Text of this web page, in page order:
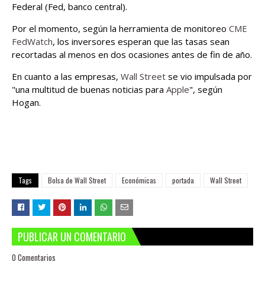
Federal (Fed, banco central).
Por el momento, según la herramienta de monitoreo CME
FedWatch, los inversores esperan que las tasas sean
recortadas al menos en dos ocasiones antes de fin de año.
En cuanto a las empresas, Wall Street se vio impulsada por
"una multitud de buenas noticias para Apple", según
Hogan.
Tags Bolsa de Wall Street Económicas portada Wall Street
PUBLICAR UN COMENTARIO
0 Comentarios